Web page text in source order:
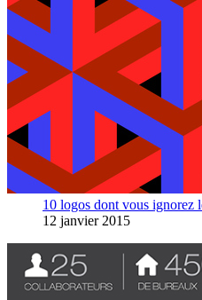
10 logos dont vous ignorez
12 janvier 2015